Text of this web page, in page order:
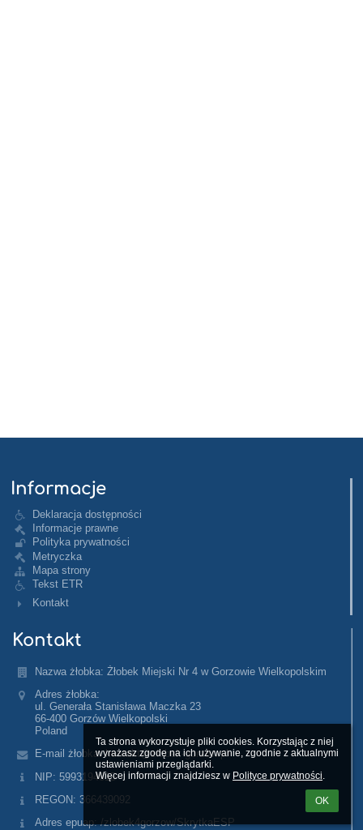
Ta strona wykorzystuje pliki cookies. Korzystając z niej
wyrażasz zgodę na ich używanie, zgodnie z aktualnymi
ustawieniami przeglądarki.
Więcej informacji znajdziesz w Polityce prywatności.
OK
Informacje
Deklaracja dostępności
Informacje prawne
Polityka prywatności
Metryczka
Mapa strony
Tekst ETR
Kontakt
Kontakt
Nazwa żłobka: Żłobek Miejski Nr 4 w Gorzowie Wielkopolskim
Adres żłobka:
ul. Generała Stanisława Maczka 23
66-400 Gorzów Wielkopolski
Poland
E-mail żłobka: kontakt@zlobek-gorzow.pl
NIP: 5993194815
REGON: 366439092
Adres epuap: /zlobek4gorzow/SkrytkaESP